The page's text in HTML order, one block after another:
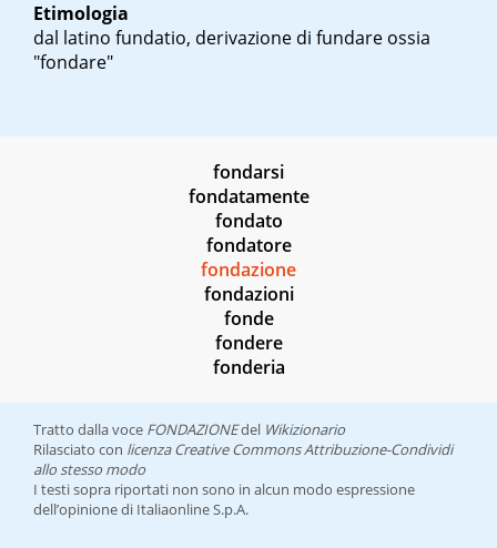
Etimologia
dal latino fundatio, derivazione di fundare ossia
"fondare"
fondarsi
fondatamente
fondato
fondatore
fondazione
fondazioni
fonde
fondere
fonderia
Tratto dalla voce FONDAZIONEdel Wikizionario
Rilasciato con licenza Creative Commons Attribuzione-Condividi
allo stesso modo
I testi sopra riportati non sono in alcun modo espressione
dell’opinione di Italiaonline S.p.A.